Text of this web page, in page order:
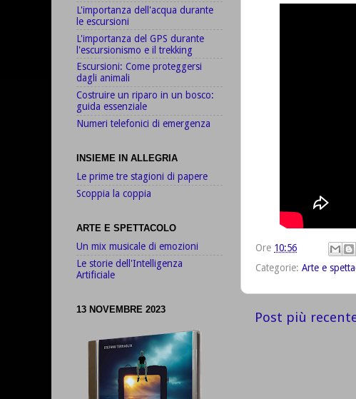
Ore 10:56
Categorie: Arte e
Post più
L'importanza dell'acqua durante
le escursioni
L'importanza del GPS durante
l'escursionismo e il trekking
Escursioni: Come proteggersi
dagli animali
Costruire un riparo in un bosco:
guida essenziale
Numeri telefonici di emergenza
INSIEME IN ALLEGRIA
Le prime tre stagioni di papere
Scoppia la coppia
ARTE E SPETTACOLO
Un mix musicale di emozioni
Le storie dell'Intelligenza
Artificiale
13 NOVEMBRE 2023